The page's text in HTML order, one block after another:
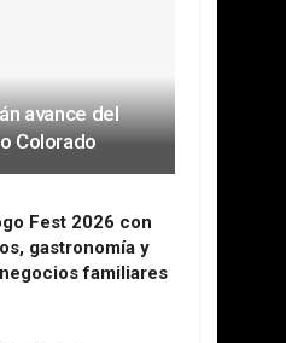
avance del
Colorado
Fest 2026 con
gastronomía y
familiares